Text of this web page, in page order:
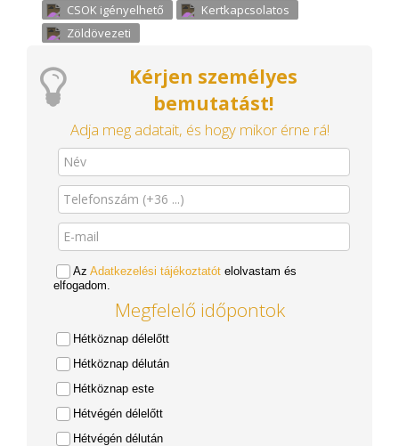
CSOK igényelhető
Kertkapcsolatos
Zöldövezeti
Kérjen személyes
bemutatást!
Adja meg adatait, és hogy mikor érne rá!
Az Adatkezelési tájékoztatót elolvastam és
elfogadom.
Megfelelő időpontok
Hétköznap délelőtt
Hétköznap délután
Hétköznap este
Hétvégén délelőtt
Hétvégén délután